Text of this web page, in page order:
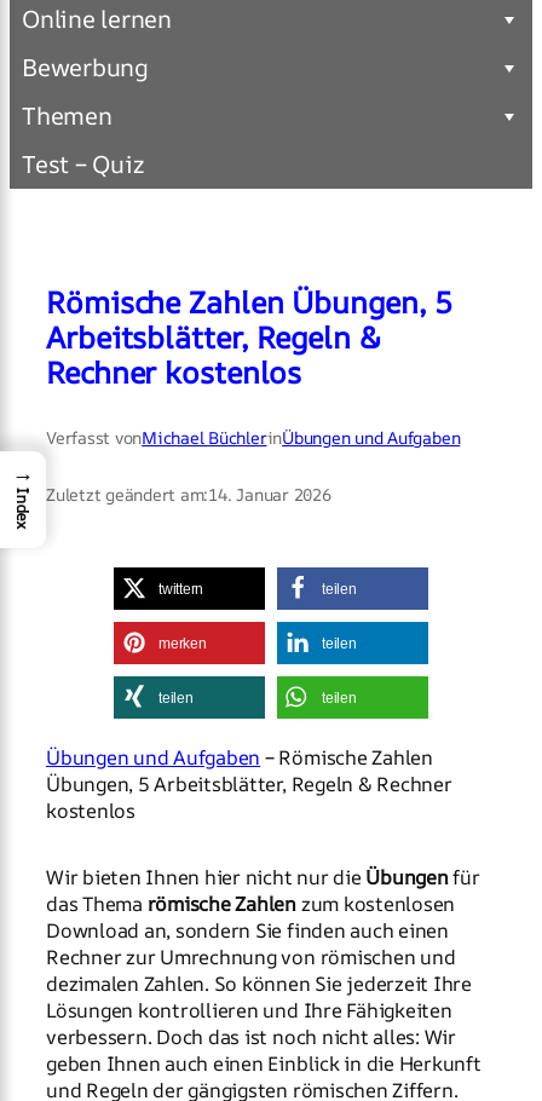
Online lernen
Bewerbung
Themen
Test – Quiz
Römische Zahlen Übungen, 5
Arbeitsblätter, Regeln &
Rechner kostenlos
Verfasst vonMichael BüchlerinÜbungen und Aufgaben
Zuletzt geändert am:14. Januar 2026
twittern teilen
merken teilen
teilen teilen
Übungen und Aufgaben – Römische Zahlen
Übungen, 5 Arbeitsblätter, Regeln & Rechner
kostenlos
Wir bieten Ihnen hier nicht nur die Übungenfür
das Thema römische Zahlenzum kostenlosen
Download an, sondern Sie finden auch einen
Rechner zur Umrechnung von römischen und
dezimalen Zahlen. So können Sie jederzeit Ihre
Lösungen kontrollieren und Ihre Fähigkeiten
verbessern. Doch das ist noch nicht alles: Wir
geben Ihnen auch einen Einblick in die Herkunft
und Regeln der gängigsten römischen Ziffern.
→
Index